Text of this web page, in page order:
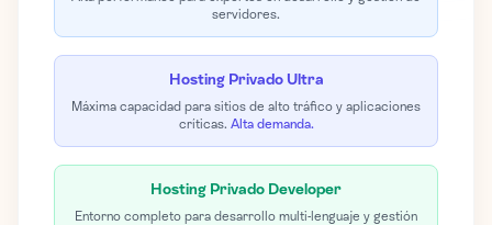
servidores.
Hosting Privado Ultra
Máxima capacidad para sitios de alto tráfico y aplicaciones
críticas. Alta demanda.
Hosting Privado Developer
Entorno completo para desarrollo multi-lenguaje y gestión